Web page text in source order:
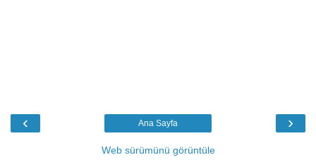
‹ ›
Ana Sayfa
Web sürümünü görüntüle